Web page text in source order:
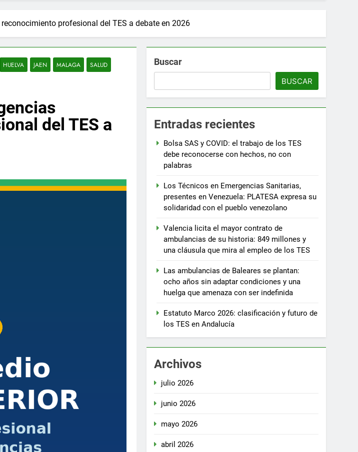
profesional del TES a debate en 2026
HUELVA JAEN MALAGA
SALUD
del TES a
Buscar
BUSCAR
Entradas recientes
Bolsa SAS y COVID: el trabajo de los TES
debe reconocerse con hechos, no con
palabras
Los Técnicos en Emergencias Sanitarias,
presentes en Venezuela: PLATESA expresa su
solidaridad con el pueblo venezolano
Valencia licita el mayor contrato de
ambulancias de su historia: 849 millones y
una cláusula que mira al empleo de los TES
Las ambulancias de Baleares se plantan:
ocho años sin adaptar condiciones y una
huelga que amenaza con ser indefinida
Estatuto Marco 2026: clasificación y futuro de
los TES en Andalucía
Archivos
julio 2026
junio 2026
mayo 2026
abril 2026